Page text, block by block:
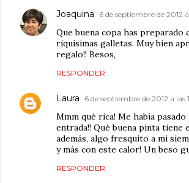
Joaquina 6 de septiembre de 2012
Que buena copa has preparado
riquisimas galletas. Muy bien
regalo!! Besos,
RESPONDER
Laura 6 de septiembre de 2012 a las
Mmm qué rica! Me había
entrada!! Qué buena pinta tiene
además, algo fresquito a mi
y más con este calor! Un beso
RESPONDER